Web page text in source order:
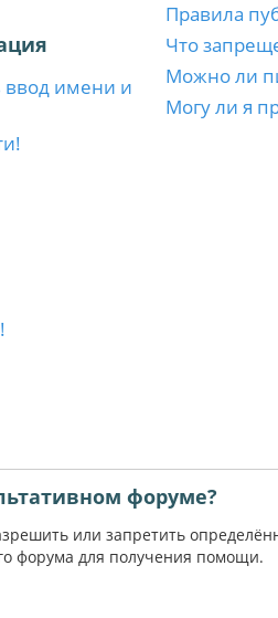
ввод имени и
Правила
Что
Можно ли
Могу ли я
форуме?
или запретить
форума для получения помощи.